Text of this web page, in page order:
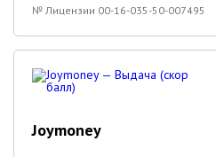
№ Лицензии 00-16-035-50-007495
Joymoney